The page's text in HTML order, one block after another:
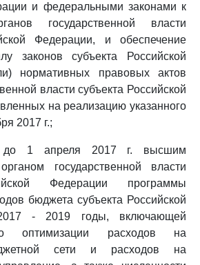
и федеральными законами к
государственной власти
Федерации, и обеспечение
законов субъекта Российской
нормативных правовых актов
власти субъекта Российской
на реализацию указанного
2017 г.;
до 1 апреля 2017 г. высшим
государственной власти
Федерации программы
бюджета субъекта Российской
- 2019 годы, включающей
оптимизации расходов на
сети и расходов на